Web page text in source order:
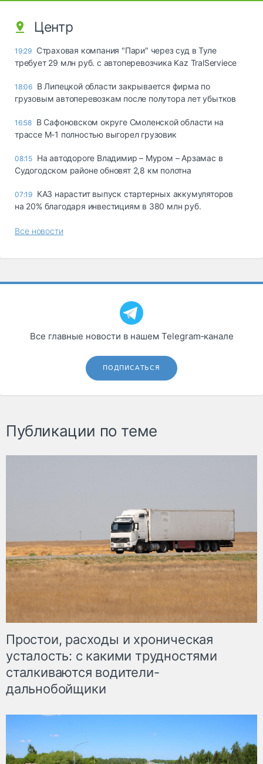
Центр
19:29 Страховая компания "Пари" через суд в Туле
требует 29 млн руб. с автоперевозчика Kaz TralServiece
18:06 В Липецкой области закрывается фирма по
грузовым автоперевозкам после полутора лет убытков
16:58 В Сафоновском округе Смоленской области на
трассе М-1 полностью выгорел грузовик
08:15 На автодороге Владимир – Муром – Арзамас в
Судогодском районе обновят 2,8 км полотна
07:19 КАЗ нарастит выпуск стартерных аккумуляторов
на 20% благодаря инвестициям в 380 млн руб.
Все новости
Все главные новости в нашем Telegram‑канале
ПОДПИСАТЬСЯ
Публикации по теме
Простои, расходы и хроническая
усталость: с какими трудностями
сталкиваются водители-
дальнобойщики